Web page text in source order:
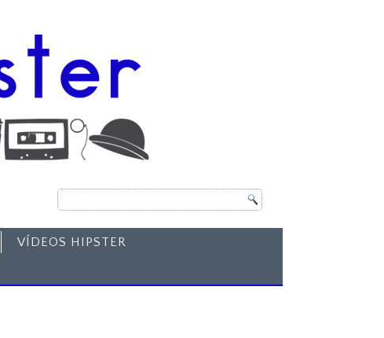
VÍDEOS HIPSTER